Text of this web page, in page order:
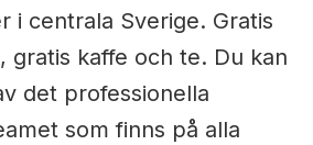
i centrala Sverige. Gratis
gratis kaffe och te. Du kan
det professionella
som finns på alla